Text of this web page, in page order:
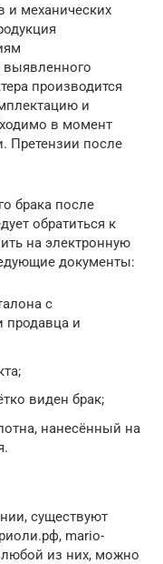
и механических
выявленного
производится
и
в момент
Претензии после
брака после
обратиться к
на электронную
документы:
с
продавца и
виден брак;
нанесённый на
существуют
mario-
из них, можно